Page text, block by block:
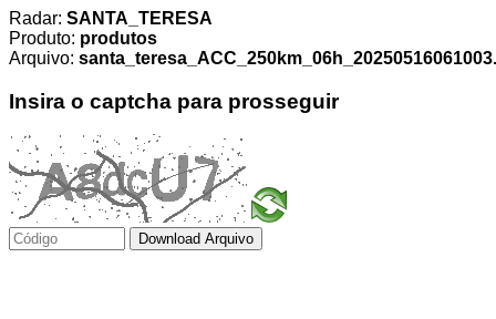
Radar: SANTA_TERESA
Produto: produtos
Arquivo:
Insira o captcha para prosseguir